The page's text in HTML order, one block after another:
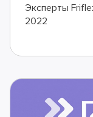
Эксперты
2022